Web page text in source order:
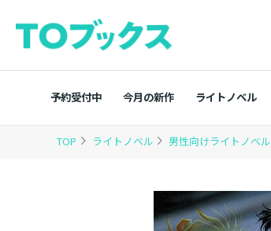
予約受付中 今月の新作 ライトノベル
TOP ライトノベル 男性向けライトノベル